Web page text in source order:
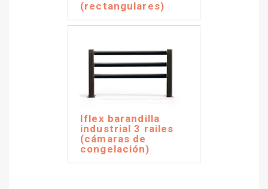
(rectangulares)
Iflex barandilla
industrial 3 railes
(cámaras de
congelación)